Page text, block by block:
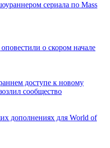
сериала по Mass
о скором начале
доступе к новому
сообщество
дополнениях для World of